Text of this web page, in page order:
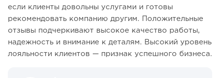
если клиенты довольны услугами и готовы
рекомендовать компанию другим. Положительные
отзывы подчеркивают высокое качество работы,
надежность и внимание к деталям. Высокий уровень
лояльности клиентов — признак успешного бизнеса.